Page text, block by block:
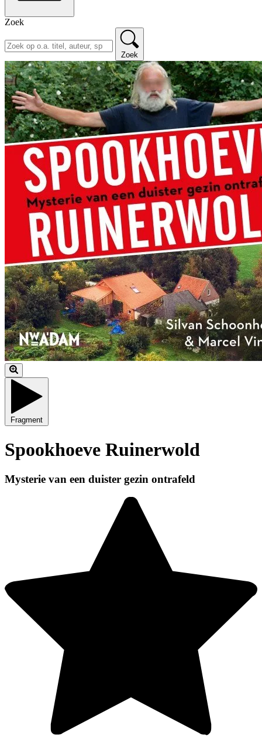
Zoek
Zoek
Fragment
Spookhoeve Ruinerwold
Mysterie van een duister gezin ontrafeld